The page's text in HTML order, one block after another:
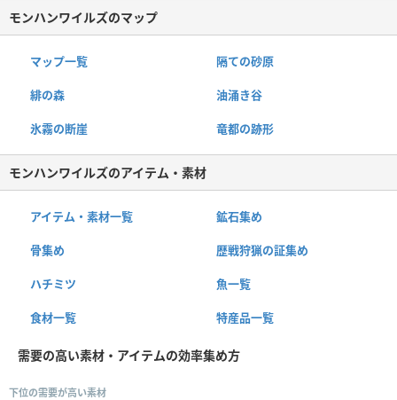
モンハンワイルズのマップ
マップ一覧 隔ての砂原
緋の森 油涌き谷
氷霧の断崖 竜都の跡形
モンハンワイルズのアイテム・素材
アイテム・素材一覧 鉱石集め
骨集め 歴戦狩猟の証集め
ハチミツ 魚一覧
食材一覧 特産品一覧
需要の高い素材・アイテムの効率集め方
下位の需要が高い素材